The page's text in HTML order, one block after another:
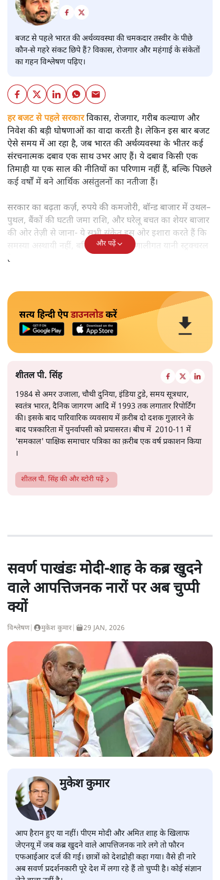
बजट से पहले भारत की अर्थव्यवस्था की चमकदार तस्वीर के पीछे
कौन-से गहरे संकट छिपे हैं? विकास, रोजगार और महंगाई के संकेतों
का गहन विश्लेषण पढ़िए।
हर बजट से पहले सरकारविकास, रोजगार, गरीब कल्याण और
निवेश की बड़ी घोषणाओं का वादा करती है। लेकिन इस बार बजट
ऐसे समय में आ रहा है, जब भारत की अर्थव्यवस्था के भीतर कई
संरचनात्मक दबाव एक साथ उभर आए हैं। ये दबाव किसी एक
तिमाही या एक साल की नीतियों का परिणाम नहीं हैं, बल्कि पिछले
कई वर्षों में बने आर्थिक असंतुलनों का नतीजा हैं।
सरकार का बढ़ता कर्ज़, रुपये की कमजोरी, बॉन्ड बाजार में उथल–
पुथल, बैंकों की घटती जमा राशि, और घरेलू बचत का शेयर बाजार
की ओर तेज़ी से जाना- ये सभी संकेत इस ओर इशारा करते हैं कि
समस्या अस्थायी नहीं, बल्कि गहरी और प्रणालीगत यानी स्ट्रक्चरल
है।
और पढ़ें
सत्य हिन्दी ऐपडाउनलोडकरें
शीतल पी. सिंह
1984 से अमर उजाला, चौथी दुनिया, इंडिया टुडे, समय सूत्रधार,
स्वतंत्र भारत, दैनिक जागरण आदि में 1993 तक लगातार रिपोर्टिंग
की। इसके बाद पारिवारिक व्यवसाय में क़रीब दो दशक गुज़ारने के
बाद पत्रकारिता में पुनर्वापसी को प्रयासरत। बीच में 2010-11 में
'समकाल' पाक्षिक समाचार पत्रिका का क़रीब एक वर्ष प्रकाशन किया
।
शीतल पी. सिंहकी और स्टोरी पढ़ें
सवर्ण पाखंडः मोदी-शाह के कब्र खुदने
वाले आपत्तिजनक नारों पर अब चुप्पी
क्यों
विश्लेषण| मुकेश कुमार 29 JAN, 2026
मुकेश कुमार
आप हैरान हुए या नहीं। पीएम मोदी और अमित शाह के खिलाफ
जेएनयू में जब कब्र खुदने वाले आपत्तिजनक नारे लगे तो फौरन
एफआईआर दर्ज की गई। छात्रों को देशद्रोही कहा गया। वैसे ही नारे
अब सवर्ण प्रदर्शनकारी पूरे देश में लगा रहे हैं तो चुप्पी है। कोई संज्ञान